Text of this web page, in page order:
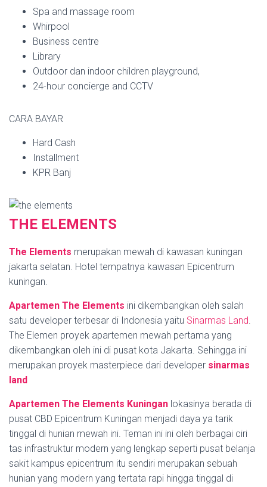
Spa and massage room
Whirpool
Business centre
Library
Outdoor dan indoor children playground,
24-hour concierge and CCTV
CARA BAYAR
Hard Cash
Installment
KPR Banj
THE ELEMENTS
The Elements merupakan mewah di kawasan kuningan
jakarta selatan. Hotel tempatnya kawasan Epicentrum
kuningan.
Apartemen The Elements ini dikembangkan oleh salah
satu developer terbesar di Indonesia yaitu Sinarmas Land.
The Elemen proyek apartemen mewah pertama yang
dikembangkan oleh ini di pusat kota Jakarta. Sehingga ini
merupakan proyek masterpiece dari developer sinarmas
land
Apartemen The Elements Kuningan lokasinya berada di
pusat CBD Epicentrum Kuningan menjadi daya ya tarik
tinggal di hunian mewah ini. Teman ini ini oleh berbagai ciri
tas infrastruktur modern yang lengkap seperti pusat belanja
sakit kampus epicentrum itu sendiri merupakan sebuah
hunian yang modern yang tertata rapi hingga tinggal di